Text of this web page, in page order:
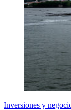
Inversiones y